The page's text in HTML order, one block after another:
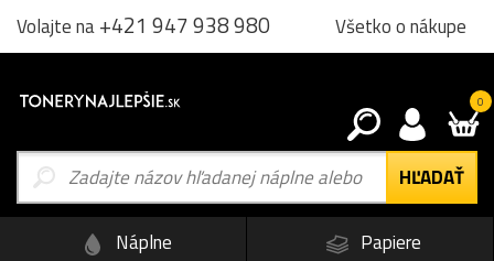
Volajte na+421 947 938 980 Všetko o nákupe
0
Náplne
Papiere